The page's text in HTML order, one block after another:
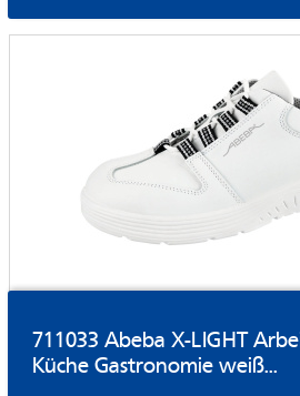
711033 Abeba X-LIGHT
Küche Gastronomie weiß...